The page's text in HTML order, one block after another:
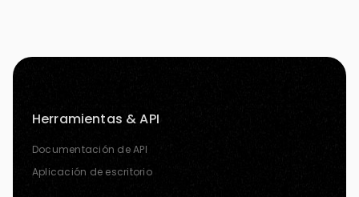
Herramientas & API
Documentación de API
Aplicación de escritorio